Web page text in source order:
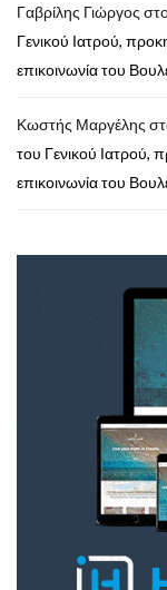
Γαβρίλης Γιώργος
Γενικού Ιατρού,
επικοινωνία του
Κωστής Μαργέλης
του Γενικού Ιατρού,
επικοινωνία του